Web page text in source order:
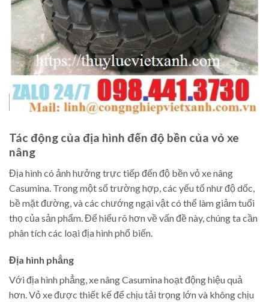
Tác động của địa hình đến độ bền của vỏ xe
nâng
Địa hình có ảnh hưởng trực tiếp đến độ bền vỏ xe nâng
Casumina. Trong một số trường hợp, các yếu tố như độ dốc,
bề mặt đường, và các chướng ngại vật có thể làm giảm tuổi
thọ của sản phẩm. Để hiểu rõ hơn về vấn đề này, chúng ta cần
phân tích các loại địa hình phổ biến.
Địa hình phẳng
Với địa hình phẳng, xe nâng Casumina hoạt động hiệu quả
hơn. Vỏ xe được thiết kế để chịu tải trọng lớn và không chịu